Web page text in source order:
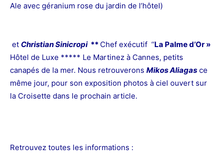
Ale avec géranium rose du jardin de l’hôtel)
et Christian Sinicropi ** Chef exécutif ‘‘La Palme d’Or »
Hôtel de Luxe ***** Le Martinez à Cannes, petits
canapés de la mer. Nous retrouverons Mikos Aliagas ce
même jour, pour son exposition photos à ciel ouvert sur
la Croisette dans le prochain article.
‪Retrouvez toutes les informations :